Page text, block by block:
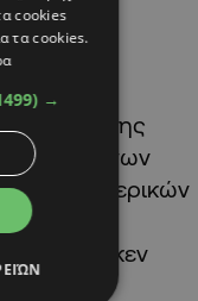
της
των εσωτερικών
στην
του Σένγκεν
cookies
τα cookies.
→